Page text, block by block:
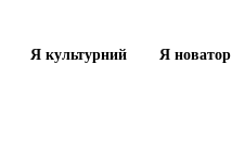
Я культурний Я новатор